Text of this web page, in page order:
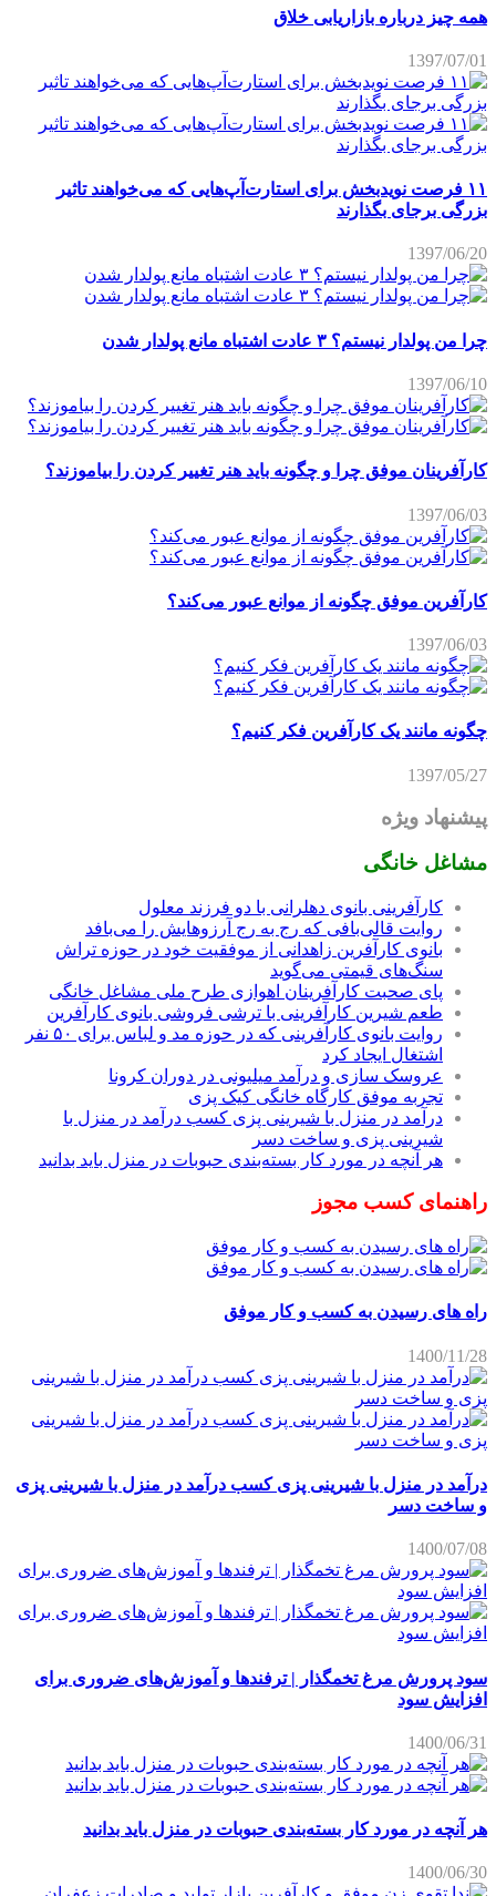
همه چیز درباره بازاریابی خلاق
1397/07/01
۱۱ فرصت نویدبخش برای استارت‌آپ‌هایی که می‌خواهند تاثیر
بزرگی برجای بگذارند
1397/06/20
چرا من پولدار نیستم؟ ۳ عادت اشتباه مانع پولدار شدن
1397/06/10
کارآفرینان موفق چرا و چگونه باید هنر تغییر کردن را بیاموزند؟
1397/06/03
کارآفرین موفق چگونه از موانع عبور می‌کند؟
1397/06/03
چگونه مانند یک کارآفرین فکر کنیم؟
1397/05/27
پیشنهاد ویژه
مشاغل خانگی
کارآفرینی بانوی دهلرانی با دو فرزند معلول
روایت قالی‌بافی که رج به رج آرزوهایش را می‌بافد
بانوی کارآفرین زاهدانی از موفقیت خود در حوزه تراش
سنگ‌های قیمتی می‌گوید
پای صحبت کارآفرینان اهوازی طرح ملی مشاغل خانگی
طعم شیرین کارآفرینی با ترشی فروشی بانوی کارآفرین
روایت بانوی کارآفرینی که در حوزه مد و لباس برای ۵۰ نفر
اشتغال ایجاد کرد
عروسک سازی و درآمد میلیونی در دوران کرونا
تجربه موفق کارگاه خانگی کیک پزی
درآمد در منزل با شیرینی پزی کسب درآمد در منزل با
شیرینی پزی و ساخت دسر
هر آنچه در مورد کار بسته‌بندی حبوبات در منزل باید بدانید
راهنمای کسب مجوز
راه های رسیدن به کسب و کار موفق
1400/11/28
درآمد در منزل با شیرینی پزی کسب درآمد در منزل با شیرینی پزی
و ساخت دسر
1400/07/08
سود پرورش مرغ تخمگذار | ترفندها و آموزش‌های ضروری برای
افزایش سود
1400/06/31
هر آنچه در مورد کار بسته‌بندی حبوبات در منزل باید بدانید
1400/06/30